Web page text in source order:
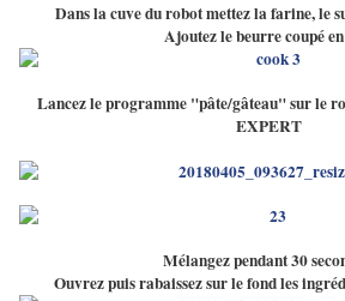
Dans la cuve du robot mettez la farine, le
Ajoutez le beurre coupé en
Lancez le programme "pâte/gâteau" sur le
EXPERT
Mélangez pendant 30
Ouvrez puis rabaissez sur le fond les